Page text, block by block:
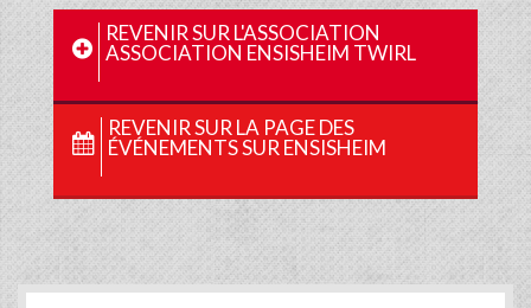
REVENIR SUR L'ASSOCIATION
ASSOCIATION ENSISHEIM TWIRL
REVENIR SUR LA PAGE DES
ÉVÉNEMENTS SUR ENSISHEIM